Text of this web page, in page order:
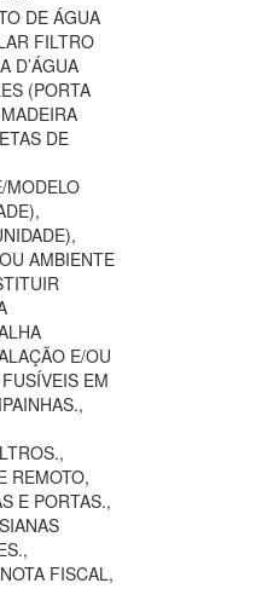
DE ÁGUA
FILTRO
D’ÁGUA
(PORTA
DE
MODELO
AMBIENTE
E/OU
EM
REMOTO,
E PORTAS.,
FISCAL,